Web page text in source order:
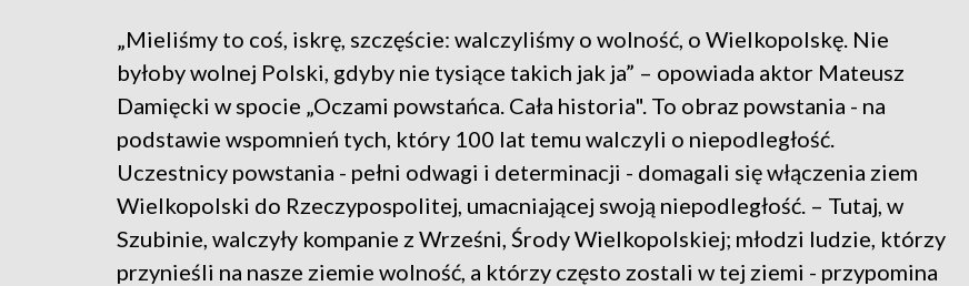
„Mieliśmy to coś, iskrę, szczęście: walczyliśmy o wolność, o Wielkopolskę. Nie
byłoby wolnej Polski, gdyby nie tysiące takich jak ja” – opowiada aktor Mateusz
Damięcki w spocie „Oczami powstańca. Cała historia". To obraz powstania - na
podstawie wspomnień tych, który 100 lat temu walczyli o niepodległość.
Uczestnicy powstania - pełni odwagi i determinacji - domagali się włączenia ziem
Wielkopolski do Rzeczypospolitej, umacniającej swoją niepodległość. – Tutaj, w
Szubinie, walczyły kompanie z Wrześni, Środy Wielkopolskiej; młodzi ludzie, którzy
przynieśli na nasze ziemie wolność, a którzy często zostali w tej ziemi - przypomina